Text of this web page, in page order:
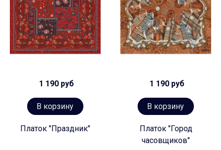
1 190 руб
В корзину
Платок "Праздник"
1 190 руб
В корзину
Платок "Город
часовщиков"